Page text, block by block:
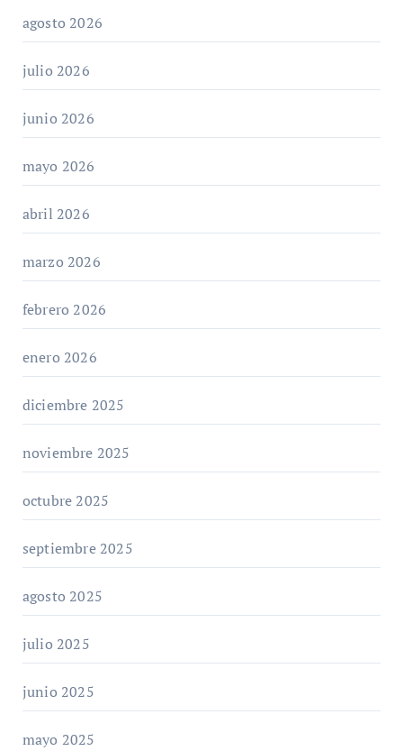
agosto 2026
julio 2026
junio 2026
mayo 2026
abril 2026
marzo 2026
febrero 2026
enero 2026
diciembre 2025
noviembre 2025
octubre 2025
septiembre 2025
agosto 2025
julio 2025
junio 2025
mayo 2025